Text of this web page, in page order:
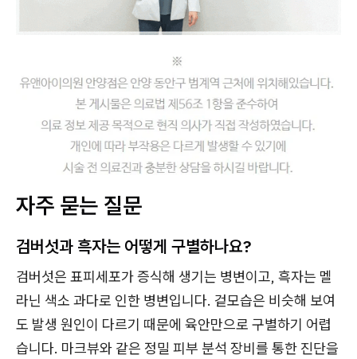
자주 묻는 질문
검버섯과 흑자는 어떻게 구별하나요?
검버섯은 표피세포가 증식해 생기는 병변이고, 흑자는 멜
라닌 색소 과다로 인한 병변입니다. 겉모습은 비슷해 보여
도 발생 원인이 다르기 때문에 육안만으로 구별하기 어렵
습니다. 마크뷰와 같은 정밀 피부 분석 장비를 통한 진단을